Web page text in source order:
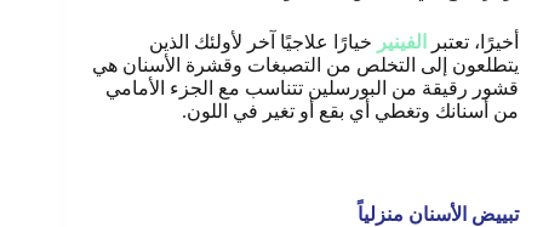
أخيرًا، تعتبر الفينير خيارًا علاجيًا آخر لأولئك الذين
يتطلعون إلى التخلص من التصبغات وقشرة الأسنان هي
قشور رقيقة من البورسلين تتناسب مع الجزء الأمامي
من أسنانك وتغطي أي بقع أو تغير في اللون.
تبييض الأسنان منزلياً